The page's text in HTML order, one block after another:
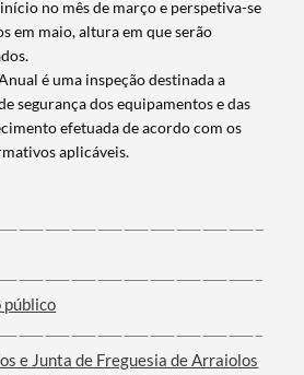
no mês de março e perspetiva-se
em maio, altura em que serão
é uma inspeção destinada a
segurança dos equipamentos e das
efetuada de acordo com os
aplicáveis.
público
e Junta de Freguesia de Arraiolos